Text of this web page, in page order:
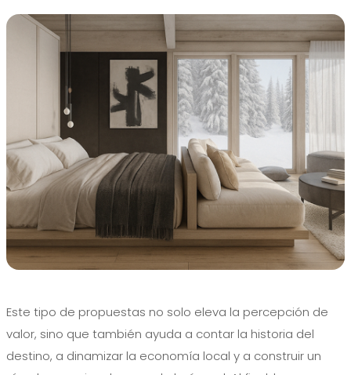
Este tipo de propuestas no solo eleva la percepción de
valor, sino que también ayuda a contar la historia del
destino, a dinamizar la economía local y a construir un